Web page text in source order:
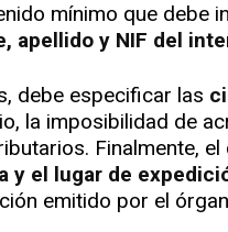
mínimo que debe
apellido y NIF del
debe especificar las
la imposibilidad de
Finalmente,
y el lugar de
emitido por el